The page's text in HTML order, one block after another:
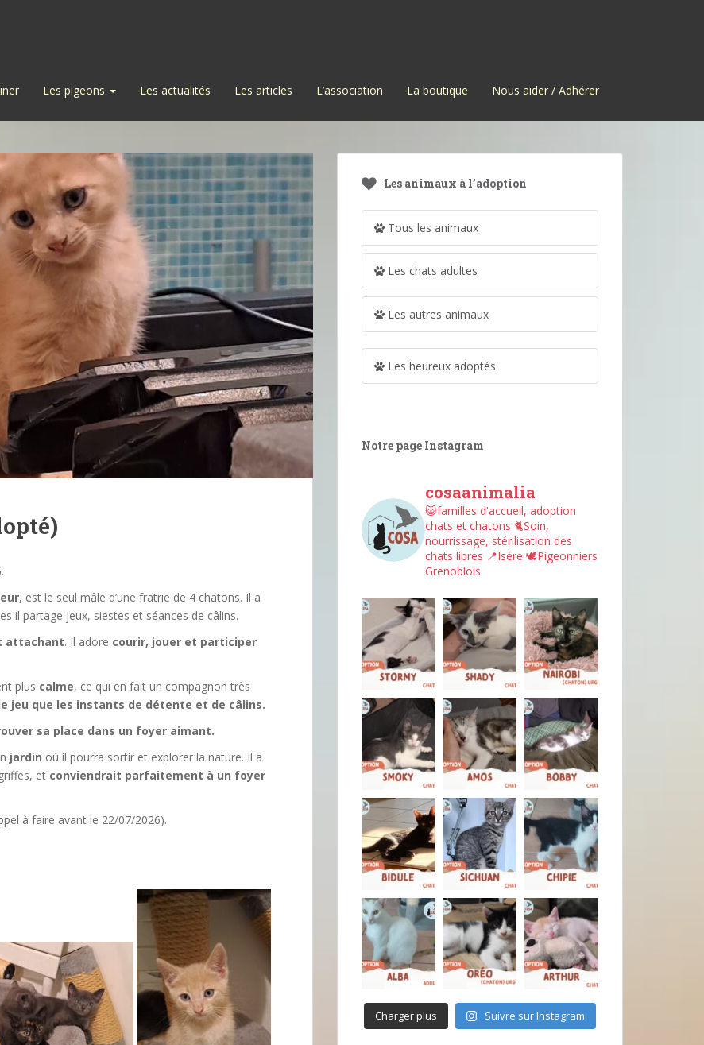
Les pigeons Les actualités Les articles L’association La boutique Nous aider / Adhérer
est le seul mâle d’une fratrie de 4 chatons. Il a
il partage jeux, siestes et séances de câlins.
attachant. Il adore courir, jouer et participer
plus calme, ce qui en fait un compagnon très
jeu que les instants de détente et de câlins.
sa place dans un foyer aimant.
jardin où il pourra sortir et explorer la nature. Il a
et conviendrait parfaitement à un foyer
à faire avant le 22/07/2026).
Les animaux à l’adoption
Tous les animaux
Les chats adultes
Les autres animaux
Les heureux adoptés
Notre page Instagram
cosaanimalia
😺familles d'accueil, adoption
chats et chatons 🐈Soin,
nourrissage, stérilisation des
chats libres 📍Isère 🕊︎Pigeonniers
Grenoblois
Charger plus Suivre sur Instagram